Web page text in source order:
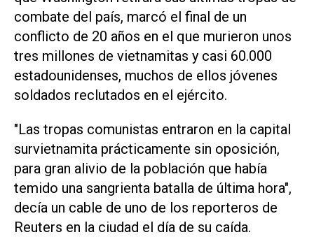
combate del país, marcó el final de un
conflicto de 20 años en el que murieron unos
tres millones de vietnamitas y casi 60.000
estadounidenses, muchos de ellos jóvenes
soldados reclutados en el ejército.
"Las tropas comunistas entraron en la capital
survietnamita prácticamente sin oposición,
para gran alivio de la población que había
temido una sangrienta batalla de última hora",
decía un cable de uno de los reporteros de
Reuters en la ciudad el día de su caída.